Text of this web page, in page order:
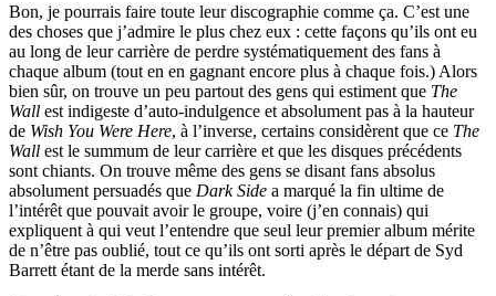
Bon, je pourrais faire toute leur discographie comme ça. C’est une
des choses que j’admire le plus chez eux : cette façons qu’ils ont eu
au long de leur carrière de perdre systématiquement des fans à
chaque album (tout en en gagnant encore plus à chaque fois.) Alors
bien sûr, on trouve un peu partout des gens qui estiment que The
Wall est indigeste d’auto-indulgence et absolument pas à la hauteur
de Wish You Were Here, à l’inverse, certains considèrent que ce The
Wall est le summum de leur carrière et que les disques précédents
sont chiants. On trouve même des gens se disant fans absolus
absolument persuadés que Dark Side a marqué la fin ultime de
l’intérêt que pouvait avoir le groupe, voire (j’en connais) qui
expliquent à qui veut l’entendre que seul leur premier album mérite
de n’être pas oublié, tout ce qu’ils ont sorti après le départ de Syd
Barrett étant de la merde sans intérêt.